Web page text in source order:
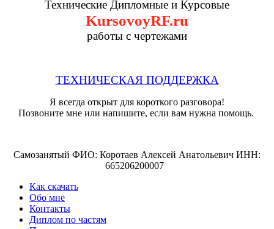
Технические Дипломные и Курсовые
KursovoyRF.ru
работы с чертежами
ТЕХНИЧЕСКАЯ ПОДДЕРЖКА
Я всегда открыт для короткого разговора!
Позвоните мне или напишите, если вам нужна помощь.
Самозанятый ФИО: Коротаев Алексей Анатольевич ИНН:
665206200007
Как скачать
Обо мне
Контакты
Диплом по частям